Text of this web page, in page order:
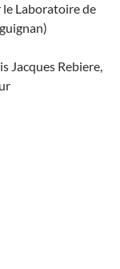
le Laboratoire de